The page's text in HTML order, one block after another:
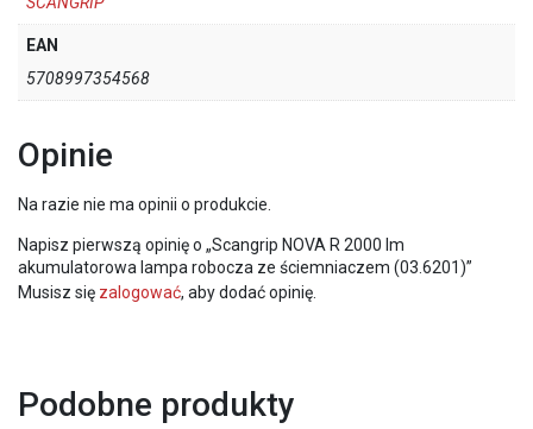
EAN
5708997354568
Opinie
Na razie nie ma opinii o produkcie.
Napisz pierwszą opinię o „Scangrip NOVA R 2000 lm
akumulatorowa lampa robocza ze ściemniaczem (03.6201)”
Musisz się zalogować, aby dodać opinię.
Podobne produkty